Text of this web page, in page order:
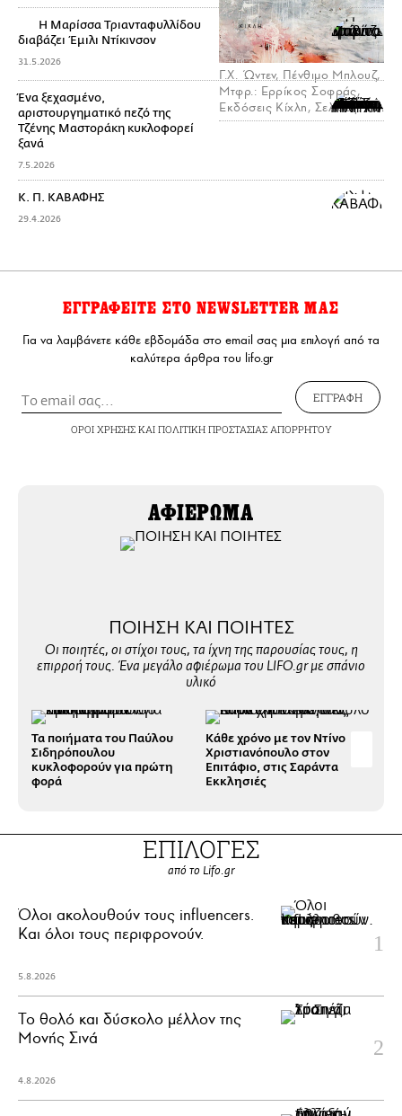
Γ.Χ. Ώντεν, Πένθιμο Μπλουζ,
Μτφρ.: Ερρίκος Σοφράς,
Εκδόσεις Κίχλη, Σελίδες: 72
Η Μαρίσσα Τριανταφυλλίδου
διαβάζει Έμιλι Ντίκινσον
31.5.2026
Ένα ξεχασμένο,
αριστουργηματικό πεζό της
Τζένης Μαστοράκη κυκλοφορεί
ξανά
7.5.2026
Κ. Π. ΚΑΒΑΦΗΣ
29.4.2026
ΕΓΓΡΑΦΕΙΤΕ ΣΤΟ NEWSLETTER ΜΑΣ
Για να λαμβάνετε κάθε εβδομάδα στο email σας μια επιλογή από τα
καλύτερα άρθρα του lifo.gr
ΕΓΓΡΑΦΗ
ΟΡΟΙ ΧΡΗΣΗΣΚΑΙ ΠΟΛΙΤΙΚΗ ΠΡΟΣΤΑΣΙΑΣ ΑΠΟΡΡΗΤΟΥ
ΑΦΙΕΡΩΜΑ
ΠΟΙΗΣΗ ΚΑΙ ΠΟΙΗΤΕΣ
Oι ποιητές, οι στίχοι τους, τα ίχνη της παρουσίας τους, η
επιρροή τους. Ένα μεγάλο αφιέρωμα του LIFO.gr με σπάνιο
υλικό
Τα ποιήματα του Παύλου
Σιδηρόπουλου
κυκλοφορούν για πρώτη
φορά
Κάθε χρόνο με τον Ντίνο
Χριστιανόπουλο στον
Επιτάφιο, στις Σαράντα
Εκκλησιές
ΕΠΙΛΟΓΕΣ
από το Lifo.gr
Όλοι ακολουθούν τους influencers.
Και όλοι τους περιφρονούν.
5.8.2026
Το θολό και δύσκολο μέλλον της
Μονής Σινά
4.8.2026